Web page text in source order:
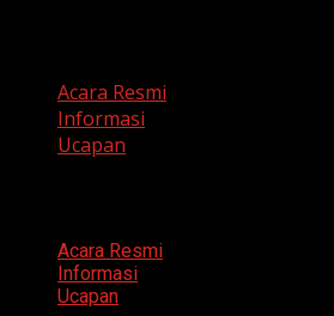
Acara Resmi
Informasi
Ucapan
Acara Resmi
Informasi
Ucapan